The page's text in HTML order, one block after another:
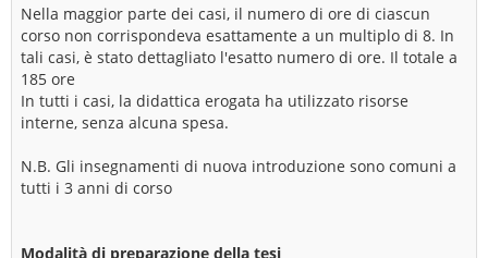
Nella maggior parte dei casi, il numero di ore di ciascun
corso non corrispondeva esattamente a un multiplo di 8. In
tali casi, è stato dettagliato l'esatto numero di ore. Il totale a
185 ore
In tutti i casi, la didattica erogata ha utilizzato risorse
interne, senza alcuna spesa.
N.B. Gli insegnamenti di nuova introduzione sono comuni a
tutti i 3 anni di corso
Modalità di preparazione della tesi